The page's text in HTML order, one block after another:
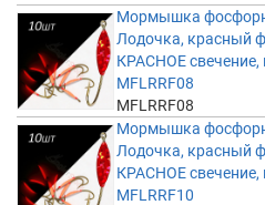
Мормышка
Лодочка, красный
КРАСНОЕ свечение,
MFLRRF08
MFLRRF08
Мормышка
Лодочка, красный
КРАСНОЕ свечение,
MFLRRF10